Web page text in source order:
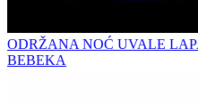
ODRŽANA NOĆ UVALE
BEBEKA